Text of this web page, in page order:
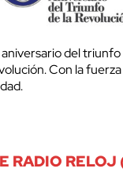
del triunfo
Con la
RADIO RELOJ